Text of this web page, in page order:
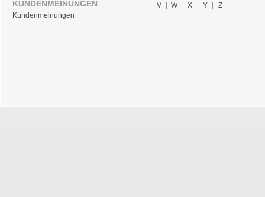
KUNDENMEINUNGEN
Kundenmeinungen
V
W X Y Z